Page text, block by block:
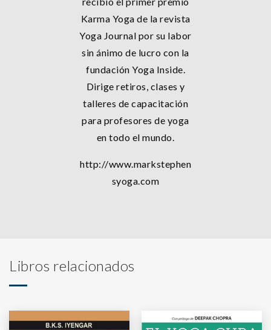
Karma Yoga de la revista
Yoga Journal por su labor
sin ánimo de lucro con la
fundación Yoga Inside.
Dirige retiros, clases y
talleres de capacitación
para profesores de yoga
en todo el mundo.
http://www.markstephen
syoga.com
Libros relacionados